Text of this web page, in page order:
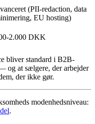
(PII-redaction, data
EU hosting)
2.000 DKK
bliver standard i B2B-
og at sælgere, der arbejder
der ikke gør.
modenhedsniveau:
.